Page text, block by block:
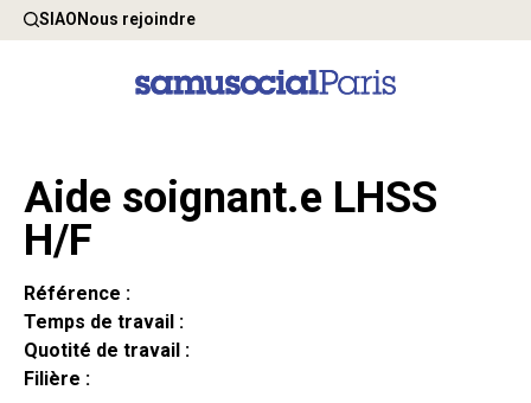
SIAONous rejoindre
Aide soignant.e LHSS
H/F
Référence :
Temps de travail :
Quotité de travail :
Filière :